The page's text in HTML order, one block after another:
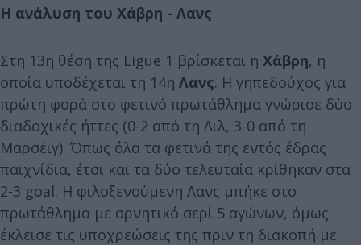
Η ανάλυση του Χάβρη - Λανς
Στη 13η θέση της Ligue 1 βρίσκεται η Χάβρη, η
οποία υποδέχεται τη 14η Λανς. Η γηπεδούχος για
πρώτη φορά στο φετινό πρωτάθλημα γνώρισε δύο
διαδοχικές ήττες (0-2 από τη Λιλ, 3-0 από τη
Μαρσέιγ). Όπως όλα τα φετινά της εντός έδρας
παιχνίδια, έτσι και τα δύο τελευταία κρίθηκαν στα
2-3 goal. Η φιλοξενούμενη Λανς μπήκε στο
πρωτάθλημα με αρνητικό σερί 5 αγώνων, όμως
έκλεισε τις υποχρεώσεις της πριν τη διακοπή με